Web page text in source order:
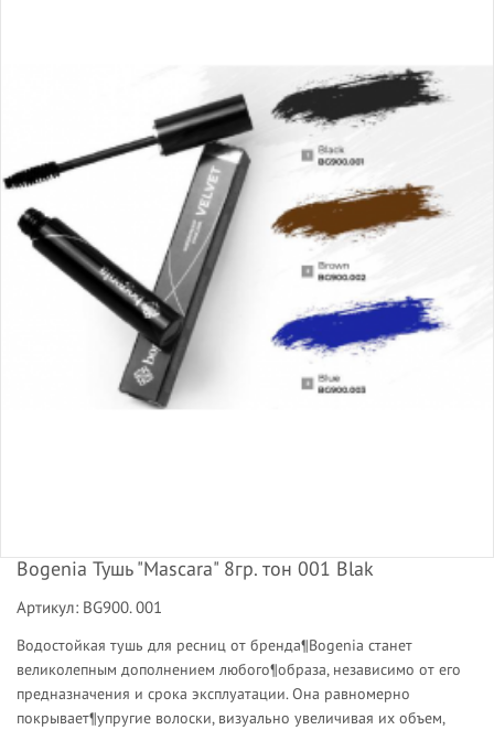
Bogenia Тушь "Mascara" 8гр. тон 001 Blak
Артикул: BG900. 001
Водостойкая тушь для ресниц от бренда¶Bogenia станет
великолепным дополнением любого¶образа, независимо от его
предназначения и срока эксплуатации. Она равномерно
покрывает¶упругие волоски, визуально увеличивая их объем,